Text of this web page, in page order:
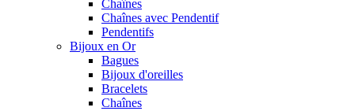
Chaînes
Chaînes avec Pendentif
Pendentifs
Bijoux en Or
Bagues
Bijoux d'oreilles
Bracelets
Chaînes